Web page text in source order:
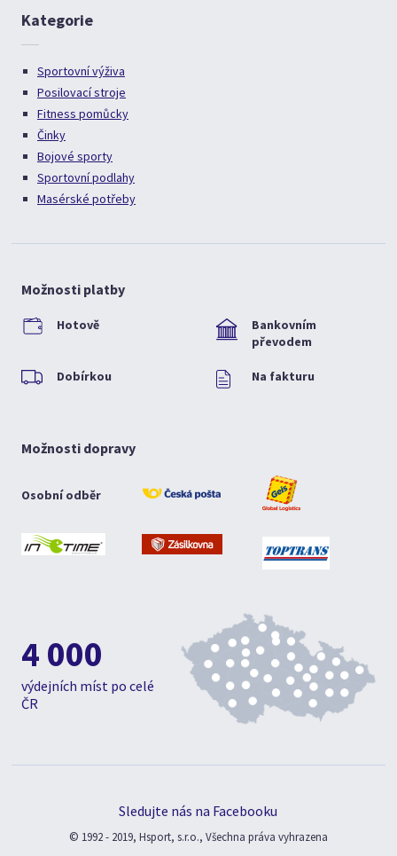
Kategorie
Sportovní výživa
Posilovací stroje
Fitness pomůcky
Činky
Bojové sporty
Sportovní podlahy
Masérské potřeby
Možnosti platby
Hotově
Bankovním
převodem
Dobírkou Na fakturu
Možnosti dopravy
Osobní odběr
4 000
výdejních míst po celé
ČR
Sledujte nás na Facebooku
© 1992 - 2019, Hsport, s.r.o., Všechna práva vyhrazena